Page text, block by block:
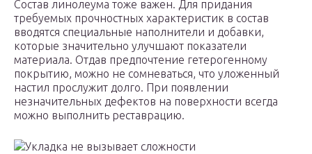
Состав линолеума тоже важен. Для придания
требуемых прочностных характеристик в состав
вводятся специальные наполнители и добавки,
которые значительно улучшают показатели
материала. Отдав предпочтение гетерогенному
покрытию, можно не сомневаться, что уложенный
настил прослужит долго. При появлении
незначительных дефектов на поверхности всегда
можно выполнить реставрацию.
Укладка не вызывает сложности